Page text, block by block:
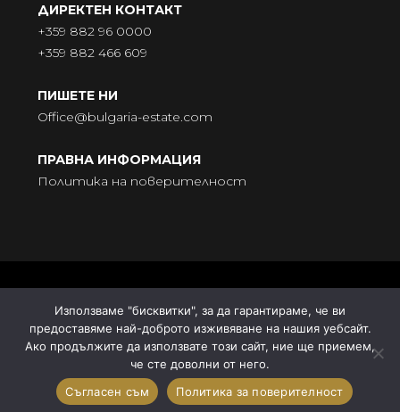
ДИРЕКТЕН КОНТАКТ
+359 882 96 0000
+359 882 466 609
ПИШЕТЕ НИ
Office@bulgaria-estate.com
ПРАВНА ИНФОРМАЦИЯ
Политика на поверителност
© BULGARIA-ESTATE - Всички права запазени. Адрес:
бул. „Княгиня Мария Луиза“ № 9, ет. 5, 9000 Варна |
Поддръжка от ДомГрид| Синхронизация отEstate Site
Използваме "бисквитки", за да гарантираме, че ви
предоставяме най-доброто изживяване на нашия уебсайт.
Ако продължите да използвате този сайт, ние ще приемем,
че сте доволни от него.
Съгласен съм
Политика за поверителност